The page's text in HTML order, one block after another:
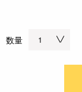
数量